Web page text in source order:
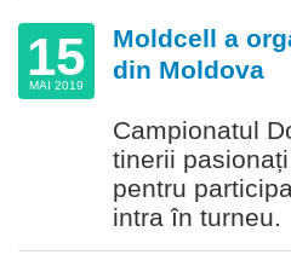
15
MAI 2019
Moldcell a
din Moldova
Campionatul
tinerii
pentru
intra în turneu.